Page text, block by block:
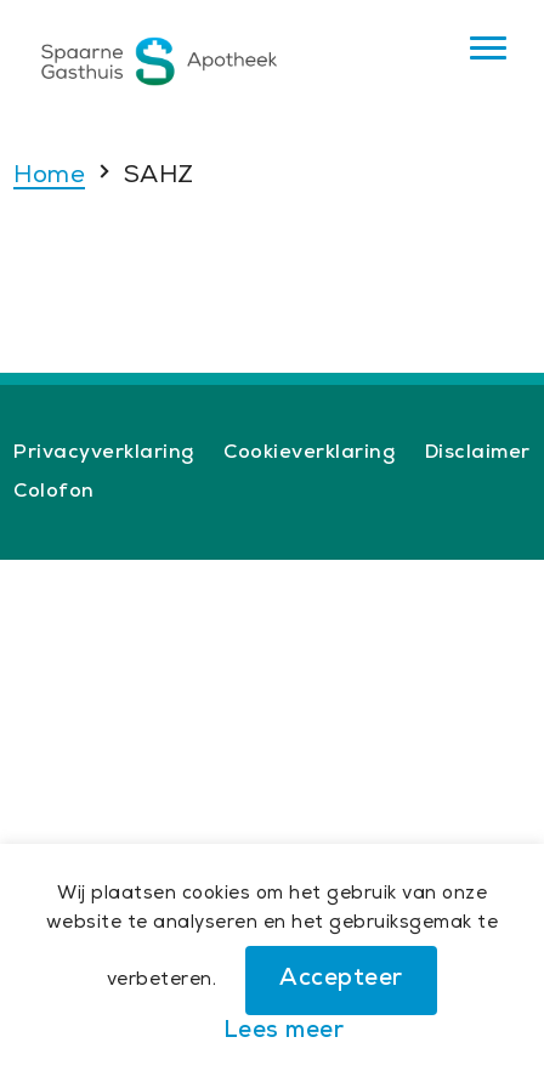
Home SAHZ
Privacyverklaring Cookieverklaring
Disclaimer
Colofon
Wij plaatsen cookies om het gebruik van onze
website te analyseren en het gebruiksgemak te
verbeteren. Accepteer
Lees meer